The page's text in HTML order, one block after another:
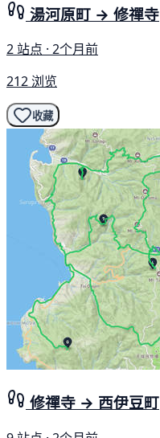
湯河原町 → 修禪寺
2 站点 · 2个月前
212 浏览
收藏
修禪寺 → 西伊豆町